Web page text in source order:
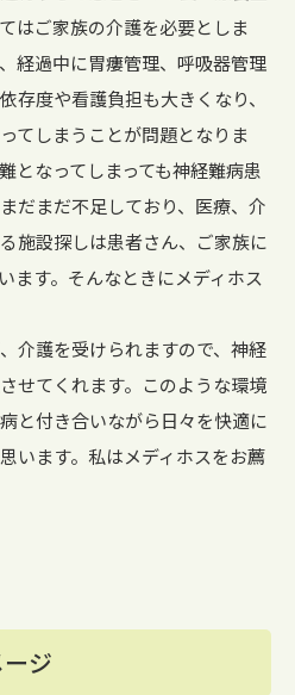
はご家族の介護を必要としま
経過中に胃瘻管理、呼吸器管理
存度や看護負担も大きくなり、
てしまうことが問題となりま
となってしまっても神経難病患
だまだ不足しており、医療、介
施設探しは患者さん、ご家族に
ます。そんなときにメディホス
介護を受けられますので、神経
せてくれます。このような環境
と付き合いながら日々を快適に
います。私はメディホスをお薦
ジ